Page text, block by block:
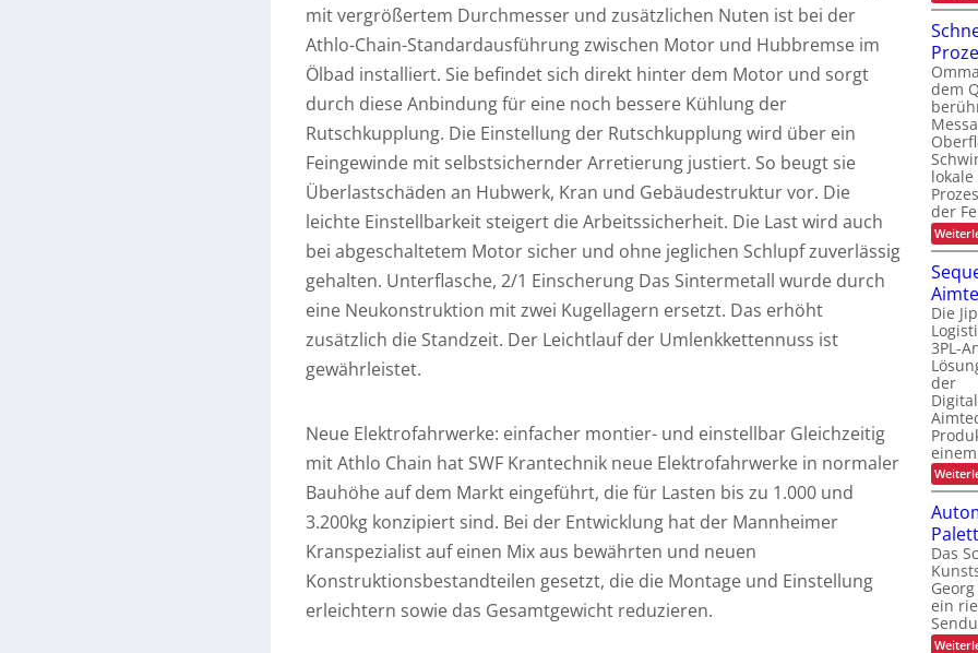
mit vergrößertem Durchmesser und zusätzlichen Nuten ist bei der
Athlo-Chain-Standardausführung zwischen Motor und Hubbremse im
Ölbad installiert. Sie befindet sich direkt hinter dem Motor und sorgt
durch diese Anbindung für eine noch bessere Kühlung der
Rutschkupplung. Die Einstellung der Rutschkupplung wird über ein
Feingewinde mit selbstsichernder Arretierung justiert. So beugt sie
Überlastschäden an Hubwerk, Kran und Gebäudestruktur vor. Die
leichte Einstellbarkeit steigert die Arbeitssicherheit. Die Last wird auch
bei abgeschaltetem Motor sicher und ohne jeglichen Schlupf zuverlässig
gehalten. Unterflasche, 2/1 Einscherung Das Sintermetall wurde durch
eine Neukonstruktion mit zwei Kugellagern ersetzt. Das erhöht
zusätzlich die Standzeit. Der Leichtlauf der Umlenkkettennuss ist
gewährleistet.
Neue Elektrofahrwerke: einfacher montier- und einstellbar Gleichzeitig
mit Athlo Chain hat SWF Krantechnik neue Elektrofahrwerke in normaler
Bauhöhe auf dem Markt eingeführt, die für Lasten bis zu 1.000 und
3.200kg konzipiert sind. Bei der Entwicklung hat der Mannheimer
Kranspezialist auf einen Mix aus bewährten und neuen
Konstruktionsbestandteilen gesetzt, die die Montage und Einstellung
erleichtern sowie das Gesamtgewicht reduzieren.
dem
lokale
der
Die
3PL-
der
Das
ein